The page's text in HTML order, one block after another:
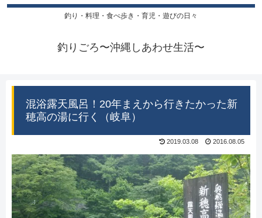
釣り・料理・食べ歩き・育児・遊びの日々
釣りごろ〜沖縄しあわせ生活〜
混浴露天風呂！20年まえから行きたかった新
穂高の湯に行く（岐阜）
2019.03.08 2016.08.05